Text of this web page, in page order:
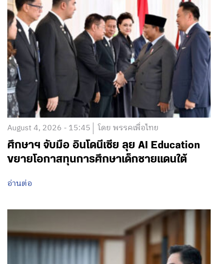
August 4, 2026 - 15:45 โดย พรรคเพื่อไทย
ศึกษาฯ จับมือ อินโดนีเซีย ลุย AI Education
ขยายโอกาสทุนการศึกษาเด็กชายแดนใต้
อ่านต่อ